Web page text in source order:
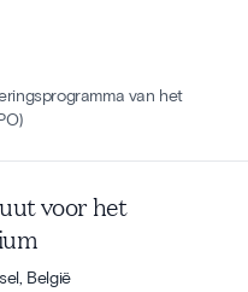
van het
voor het
België